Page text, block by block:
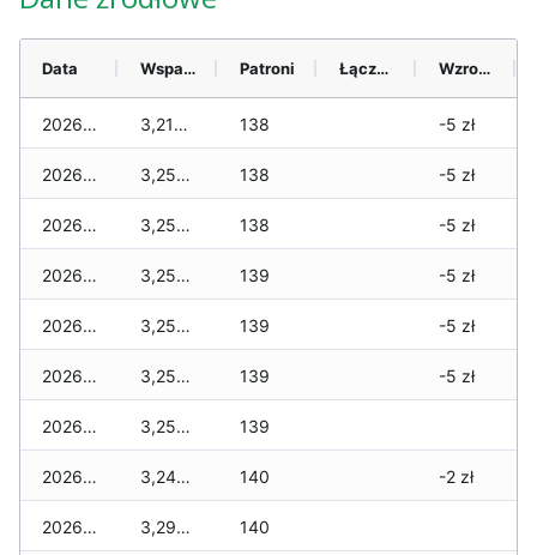
Data Wsparcie Patroni Łącznie Wzrost (28 dni)
2026-08-06 3,210 zł 138 -5 zł
2026-08-05 3,250 zł 138 -5 zł
2026-08-04 3,250 zł 138 -5 zł
2026-08-03 3,250 zł 139 -5 zł
2026-08-02 3,250 zł 139 -5 zł
2026-08-01 3,250 zł 139 -5 zł
2026-07-31 3,250 zł 139
2026-07-29 3,240 zł 140 -2 zł
2026-07-28 3,290 zł 140